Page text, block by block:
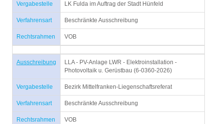
Vergabestelle LK Fulda im Auftrag der Stadt Hünfeld
Verfahrensart Beschränkte Ausschreibung
Rechtsrahmen VOB
Ausschreibung
LLA - PV-Anlage LWR - Elektroinstallation -
Photovoltaik u. Gerüstbau (6-0360-2026)
Vergabestelle Bezirk Mittelfranken-Liegenschaftsreferat
Verfahrensart Beschränkte Ausschreibung
Rechtsrahmen VOB